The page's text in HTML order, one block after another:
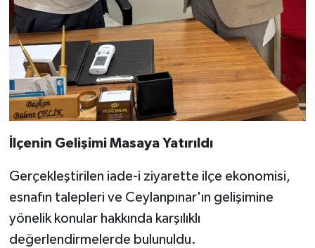
İlçenin Gelişimi Masaya Yatırıldı
Gerçekleştirilen iade-i ziyarette ilçe ekonomisi,
esnafın talepleri ve Ceylanpınar'ın gelişimine
yönelik konular hakkında karşılıklı
değerlendirmelerde bulunuldu.